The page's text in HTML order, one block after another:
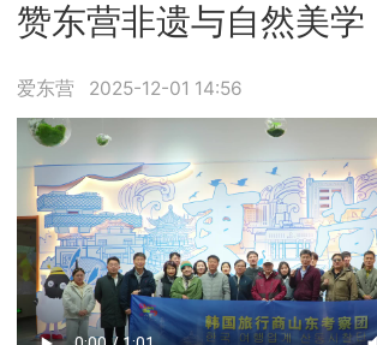
赞东营非遗与自然美学
爱东营 2025-12-01 14:56